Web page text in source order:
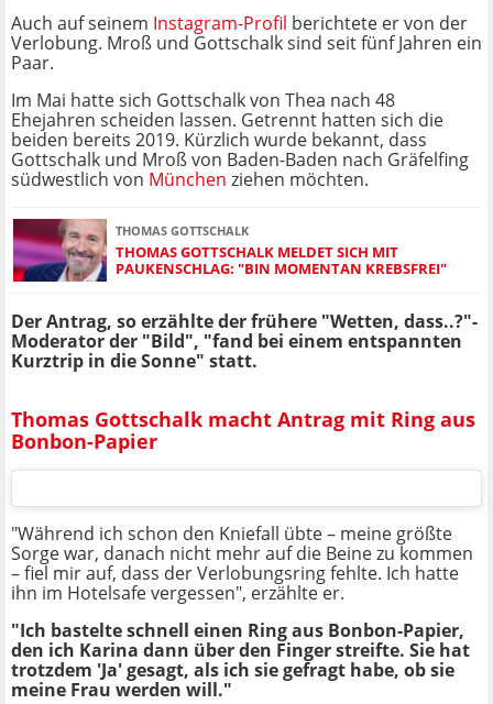
Auch auf seinem Instagram-Profil berichtete er von der
Verlobung. Mroß und Gottschalk sind seit fünf Jahren ein
Paar.
Im Mai hatte sich Gottschalk von Thea nach 48
Ehejahren scheiden lassen. Getrennt hatten sich die
beiden bereits 2019. Kürzlich wurde bekannt, dass
Gottschalk und Mroß von Baden-Baden nach Gräfelfing
südwestlich von München ziehen möchten.
THOMAS GOTTSCHALK
THOMAS GOTTSCHALK MELDET SICH MIT
PAUKENSCHLAG: "BIN MOMENTAN KREBSFREI"
Der Antrag, so erzählte der frühere "Wetten, dass..?"-
Moderator der "Bild", "fand bei einem entspannten
Kurztrip in die Sonne" statt.
Thomas Gottschalk macht Antrag mit Ring aus
Bonbon-Papier
"Während ich schon den Kniefall übte – meine größte
Sorge war, danach nicht mehr auf die Beine zu kommen
– fiel mir auf, dass der Verlobungsring fehlte. Ich hatte
ihn im Hotelsafe vergessen", erzählte er.
"Ich bastelte schnell einen Ring aus Bonbon-Papier,
den ich Karina dann über den Finger streifte. Sie hat
trotzdem 'Ja' gesagt, als ich sie gefragt habe, ob sie
meine Frau werden will."